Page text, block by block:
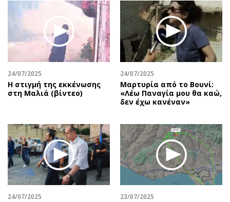
24/07/2025
H στιγμή της εκκένωσης
στη Μαλιά (βίντεο)
24/07/2025
Μαρτυρία από το Βουνί:
«Λέω Παναγία μου θα καώ,
δεν έχω κανέναν»
24/07/2025 23/07/2025